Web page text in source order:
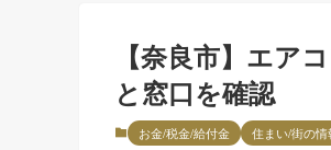
【奈良市】エア
と窓口を確認
お金/税金/給付金 住まい/街の情